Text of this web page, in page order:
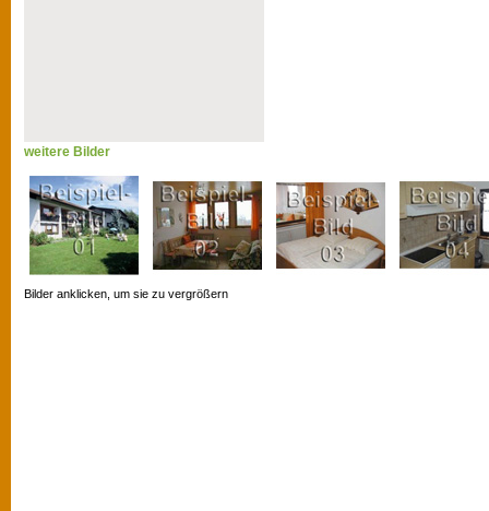
weitere Bilder
Bilder anklicken, um sie zu vergrößern